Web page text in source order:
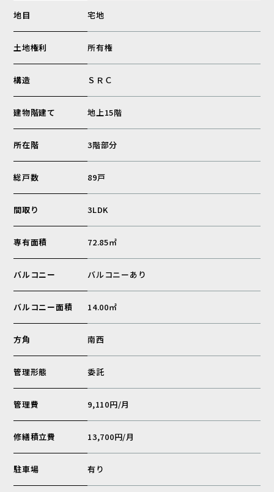
地目 宅地
土地権利 所有権
構造 ＳＲＣ
建物階建て 地上15階
所在階 3階部分
総戸数 89戸
間取り 3LDK
専有面積 72.85㎡
バルコニー バルコニーあり
バルコニー面積 14.00㎡
方角 南西
管理形態 委託
管理費 9,110円/月
修繕積立費 13,700円/月
駐車場 有り